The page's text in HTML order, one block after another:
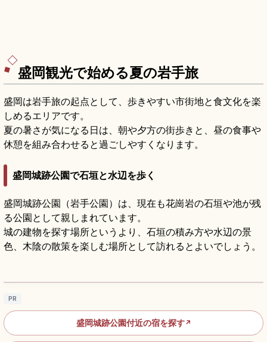
盛岡観光で始める夏の岩手旅
盛岡は岩手旅の起点として、歩きやすい市街地と食文化を楽
しめるエリアです。
夏の暑さが気になる日は、朝や夕方の街歩きと、昼の食事や
休憩を組み合わせると過ごしやすくなります。
盛岡城跡公園で石垣と水辺を歩く
盛岡城跡公園（岩手公園）は、現在も花崗岩の石垣や池が残
る公園として親しまれています。
城の建物を探す場所というより、石垣の積み方や水辺の景
色、木陰の散策を楽しむ場所として訪れるとよいでしょう。
盛岡城跡公園の見どころ｜石垣・桜・紅葉を
PR
盛岡城跡公園付近の宿を探す↗